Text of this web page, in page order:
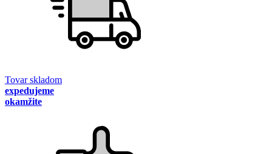
Tovar skladom
expedujeme
okamžite